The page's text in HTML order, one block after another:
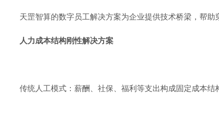
天罡智算的数字员工解决方案为企业提供技术桥梁，帮助
人力成本结构刚性解决方案
传统人工模式：薪酬、社保、福利等支出构成固定成本结